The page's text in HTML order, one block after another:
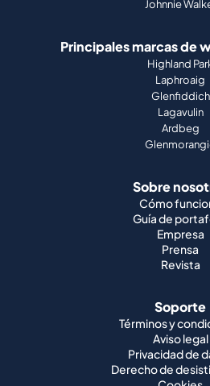
Johnnie
Principales marcas de
Highland
Laphroaig
Glenfiddich
Lagavulin
Ardbeg
Sobre
Cómo
Guía de
Empresa
Prensa
Revista
Soporte
Términos y
Aviso legal
Privacidad de
Derecho de